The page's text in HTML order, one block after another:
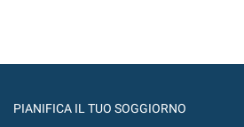
PIANIFICA IL TUO SOGGIORNO